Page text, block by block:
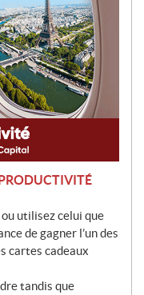
utilisez celui que
de gagner l’un des
cartes cadeaux
tandis que